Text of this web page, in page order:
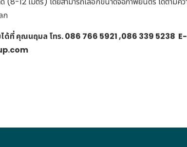
ก
ได้ที่ คุณนฤมล โทร. 086 766 5921 ,086 339 5238 E-